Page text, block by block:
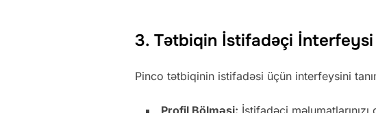
3. Tətbiqin İstifadəçi İnterfeysi
Pinco tətbiqinin istifadəsi üçün interfeysini